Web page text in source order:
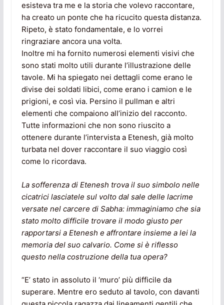
esisteva tra me e la storia che volevo raccontare,
ha creato un ponte che ha ricucito questa distanza.
Ripeto, è stato fondamentale, e lo vorrei
ringraziare ancora una volta.
Inoltre mi ha fornito numerosi elementi visivi che
sono stati molto utili durante l’illustrazione delle
tavole. Mi ha spiegato nei dettagli come erano le
divise dei soldati libici, come erano i camion e le
prigioni, e così via. Persino il pullman e altri
elementi che compaiono all’inizio del racconto.
Tutte informazioni che non sono riuscito a
ottenere durante l’intervista a Etenesh, già molto
turbata nel dover raccontare il suo viaggio così
come lo ricordava.
La sofferenza di Etenesh trova il suo simbolo nelle
cicatrici lasciatele sul volto dal sale delle lacrime
versate nel carcere di Sabha: immaginiamo che sia
stato molto difficile trovare il modo giusto per
rapportarsi a Etenesh e affrontare insieme a lei la
memoria del suo calvario. Come si è riflesso
questo nella costruzione della tua opera?
“E’ stato in assoluto il ‘muro’ più difficile da
superare. Mentre ero seduto al tavolo, con davanti